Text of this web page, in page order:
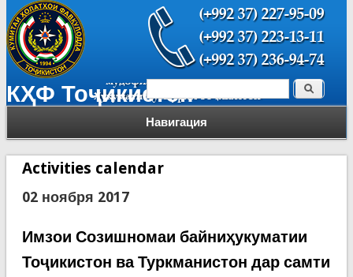
КҲФ Тоҷикистон
Навигация
Форма поиска Поиск
Activities calendar
02 ноября 2017
Имзои Созишномаи байниҳукуматии
Тоҷикистон ва Туркманистон дар самти